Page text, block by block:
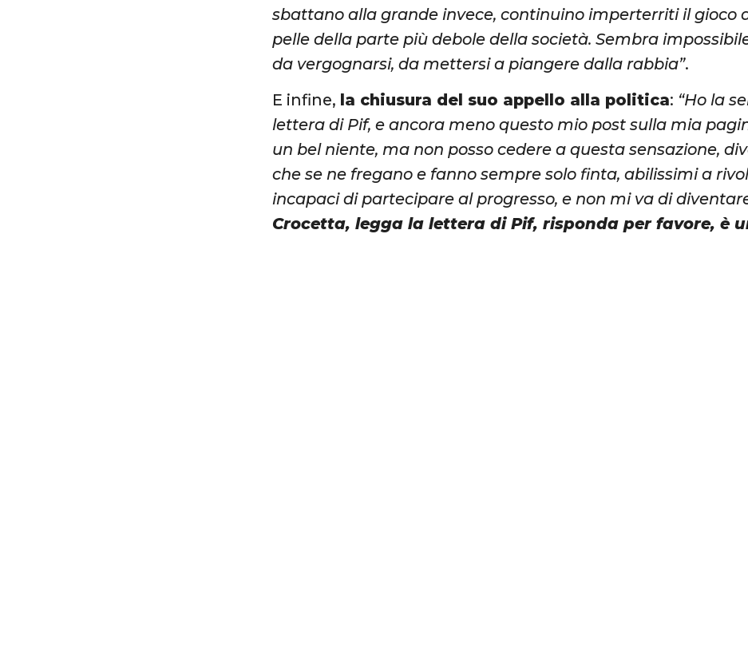
sbattano alla grande invece, continuino imperterriti il gioco
pelle della parte più debole della società. Sembra
da vergognarsi, da mettersi a piangere dalla rabbia”.
E infine, la chiusura del suo appello alla politica: “Ho la
lettera di Pif, e ancora meno questo mio post sulla mia
un bel niente, ma non posso cedere a questa sensazione,
che se ne fregano e fanno sempre solo finta, abilissimi a
incapaci di partecipare al progresso, e non mi va di
Crocetta, legga la lettera di Pif, risponda per favore, è